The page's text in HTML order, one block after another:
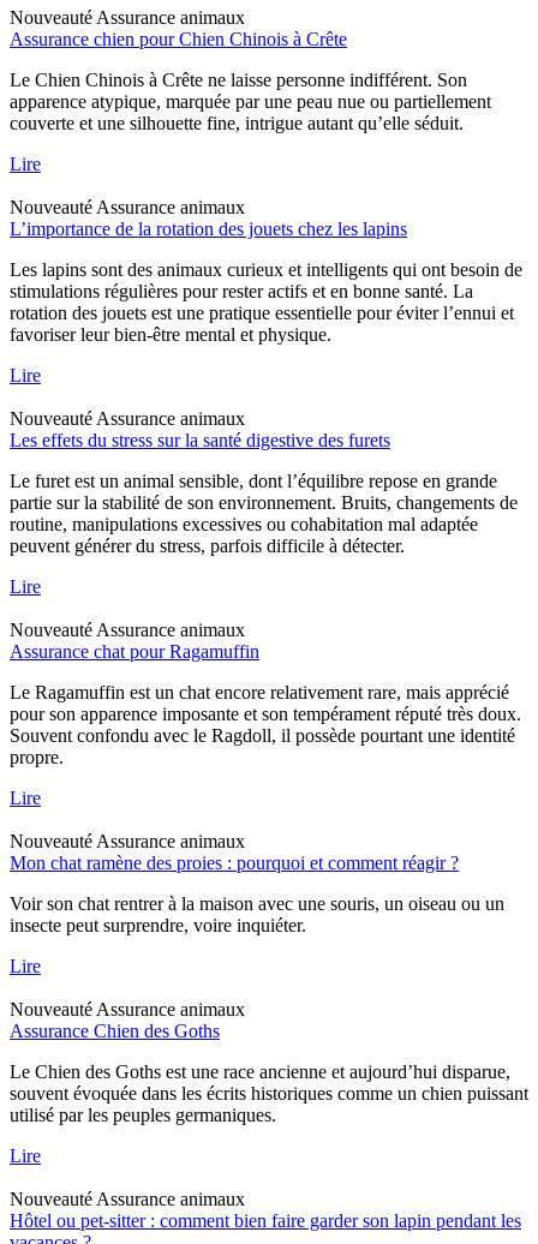
Nouveauté Assurance animaux
Assurance chien pour Chien Chinois à Crête
Le Chien Chinois à Crête ne laisse personne indifférent. Son
apparence atypique, marquée par une peau nue ou partiellement
couverte et une silhouette fine, intrigue autant qu’elle séduit.
Lire
Nouveauté Assurance animaux
L’importance de la rotation des jouets chez les lapins
Les lapins sont des animaux curieux et intelligents qui ont besoin de
stimulations régulières pour rester actifs et en bonne santé. La
rotation des jouets est une pratique essentielle pour éviter l’ennui et
favoriser leur bien-être mental et physique.
Lire
Nouveauté Assurance animaux
Les effets du stress sur la santé digestive des furets
Le furet est un animal sensible, dont l’équilibre repose en grande
partie sur la stabilité de son environnement. Bruits, changements de
routine, manipulations excessives ou cohabitation mal adaptée
peuvent générer du stress, parfois difficile à détecter.
Lire
Nouveauté Assurance animaux
Assurance chat pour Ragamuffin
Le Ragamuffin est un chat encore relativement rare, mais apprécié
pour son apparence imposante et son tempérament réputé très doux.
Souvent confondu avec le Ragdoll, il possède pourtant une identité
propre.
Lire
Nouveauté Assurance animaux
Mon chat ramène des proies : pourquoi et comment réagir ?
Voir son chat rentrer à la maison avec une souris, un oiseau ou un
insecte peut surprendre, voire inquiéter.
Lire
Nouveauté Assurance animaux
Assurance Chien des Goths
Le Chien des Goths est une race ancienne et aujourd’hui disparue,
souvent évoquée dans les écrits historiques comme un chien puissant
utilisé par les peuples germaniques.
Lire
Nouveauté Assurance animaux
Hôtel ou pet-sitter : comment bien faire garder son lapin pendant les